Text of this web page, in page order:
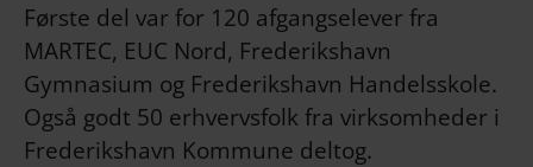
Første del var for 120 afgangselever fra
MARTEC, EUC Nord, Frederikshavn
Gymnasium og Frederikshavn Handelsskole.
Også godt 50 erhvervsfolk fra virksomheder i
Frederikshavn Kommune deltog.